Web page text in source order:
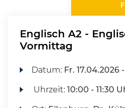
Englisch A2 -
Vormittag
Datum: Fr. 17.04.2026 -
Uhrzeit:10:00 - 11:30